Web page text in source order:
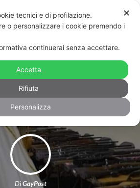
contro il Vaticano:
benedire la morte”.
pure Elton John
DiGayPost
✕
tecnici e di profilazione.
o personalizzare i cookie premendo i
continuerai senza accettare.
Accetta
Rifiuta
Personalizza